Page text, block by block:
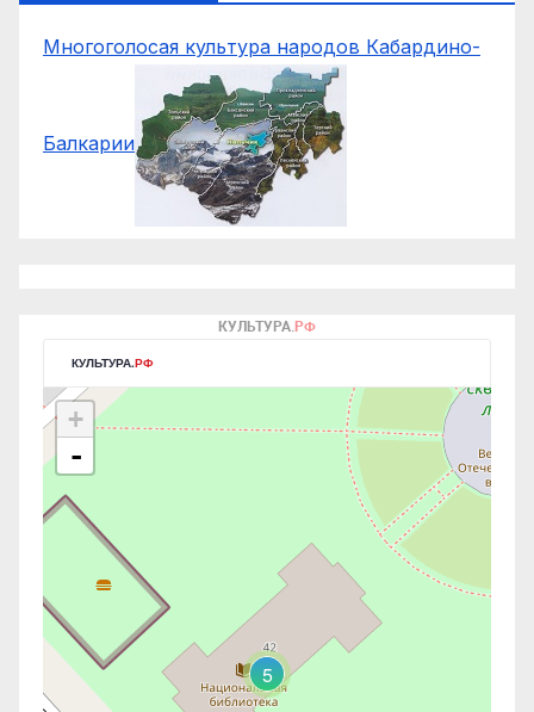
Многоголосая культура народов Кабардино-
Балкарии